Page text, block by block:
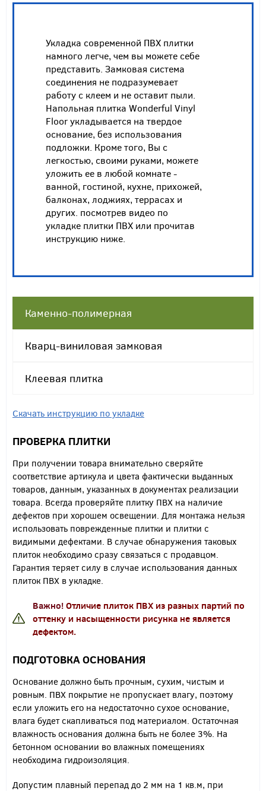
Укладка современной ПВХ плитки
намного легче, чем вы можете себе
представить. Замковая система
соединения не подразумевает
работу с клеем и не оставит пыли.
Напольная плитка Wonderful Vinyl
Floor укладывается на твердое
основание, без использования
подложки. Кроме того, Вы с
легкостью, своими руками, можете
уложить ее в любой комнате -
ванной, гостиной, кухне, прихожей,
балконах, лоджиях, террасах и
других. посмотрев видео по
укладке плитки ПВХ или прочитав
инструкцию ниже.
Каменно-полимерная
Кварц-виниловая замковая
Клеевая плитка
Скачать инструкцию по укладке
ПРОВЕРКА ПЛИТКИ
При получении товара внимательно сверяйте
соответствие артикула и цвета фактически выданных
товаров, данным, указанных в документах реализации
товара. Всегда проверяйте плитку ПВХ на наличие
дефектов при хорошем освещении. Для монтажа нельзя
использовать поврежденные плитки и плитки с
видимыми дефектами. В случае обнаружения таковых
плиток необходимо сразу связаться с продавцом.
Гарантия теряет силу в случае использования данных
плиток ПВХ в укладке.
Важно! Отличие плиток ПВХ из разных партий по
оттенку и насыщенности рисунка не является
дефектом.
ПОДГОТОВКА ОСНОВАНИЯ
Основание должно быть прочным, сухим, чистым и
ровным. ПВХ покрытие не пропускает влагу, поэтому
если уложить его на недостаточно сухое основание,
влага будет скапливаться под материалом. Остаточная
влажность основания должна быть не более 3%. На
бетонном основании во влажных помещениях
необходима гидроизоляция.
Допустим плавный перепад до 2 мм на 1 кв.м, при